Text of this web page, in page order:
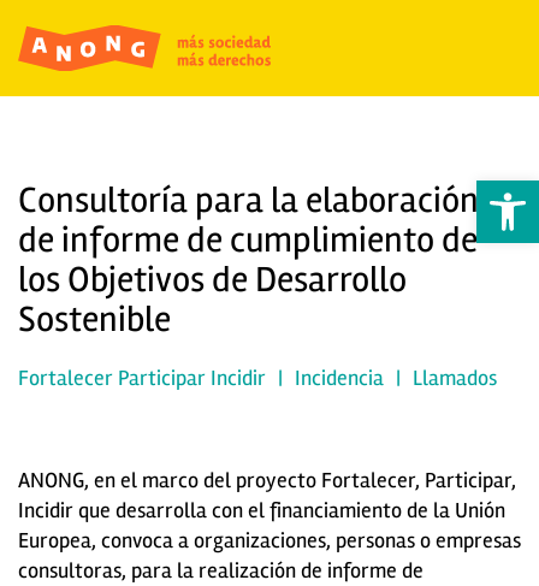
Abrir
Consultoría para la elaboración
de informe de cumplimiento de
los Objetivos de Desarrollo
Sostenible
Fortalecer Participar Incidir | Incidencia | Llamados
ANONG, en el marco del proyecto Fortalecer, Participar,
Incidir que desarrolla con el financiamiento de la Unión
Europea, convoca a organizaciones, personas o empresas
consultoras, para la realización de informe de